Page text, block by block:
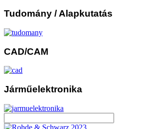
Tudomány / Alapkutatás
CAD/CAM
Járműelektronika